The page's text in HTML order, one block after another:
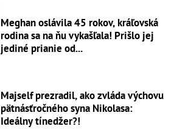
Meghan oslávila 45 rokov, kráľovská
rodina sa na ňu vykašľala! Prišlo jej
jediné prianie od...
Majself prezradil, ako zvláda výchovu
pätnásťročného syna Nikolasa:
Ideálny tínedžer?!